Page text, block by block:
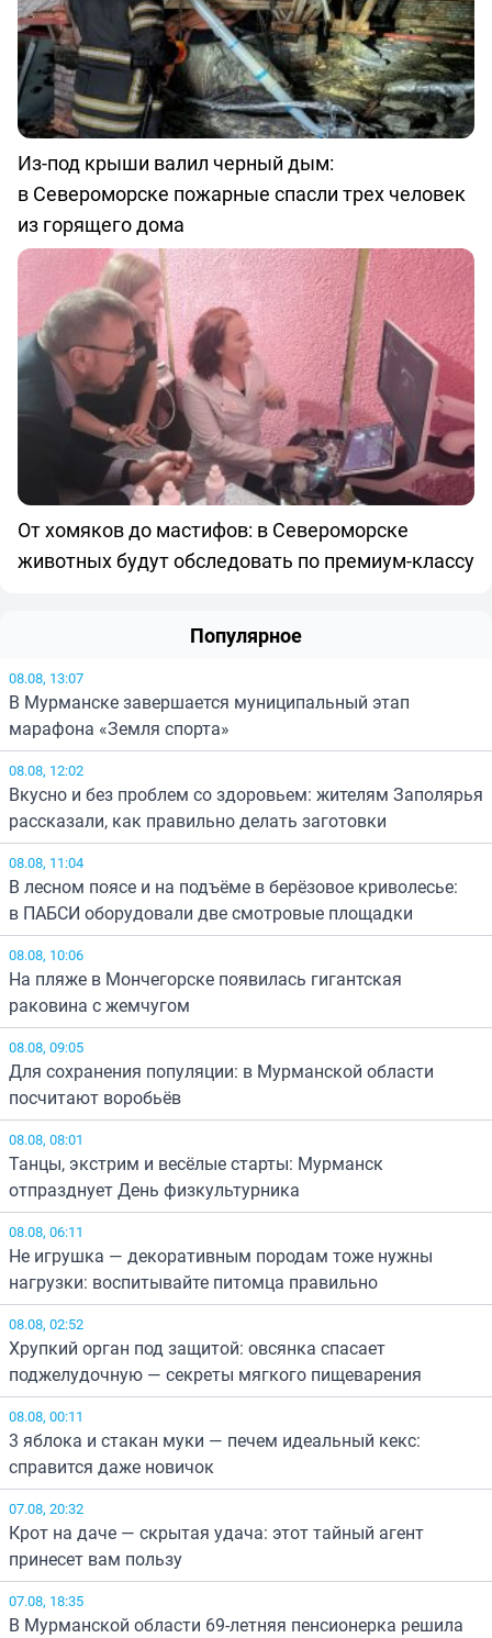
Из-под крыши валил черный дым:
в Североморске пожарные спасли трех человек
из горящего дома
От хомяков до мастифов: в Североморске
животных будут обследовать по премиум-классу
Популярное
08.08, 13:07
В Мурманске завершается муниципальный этап
марафона «Земля спорта»
08.08, 12:02
Вкусно и без проблем со здоровьем: жителям Заполярья
рассказали, как правильно делать заготовки
08.08, 11:04
В лесном поясе и на подъёме в берёзовое криволесье:
в ПАБСИ оборудовали две смотровые площадки
08.08, 10:06
На пляже в Мончегорске появилась гигантская
раковина с жемчугом
08.08, 09:05
Для сохранения популяции: в Мурманской области
посчитают воробьёв
08.08, 08:01
Танцы, экстрим и весёлые старты: Мурманск
отпразднует День физкультурника
08.08, 06:11
Не игрушка — декоративным породам тоже нужны
нагрузки: воспитывайте питомца правильно
08.08, 02:52
Хрупкий орган под защитой: овсянка спасает
поджелудочную — секреты мягкого пищеварения
08.08, 00:11
3 яблока и стакан муки — печем идеальный кекс:
справится даже новичок
07.08, 20:32
Крот на даче — скрытая удача: этот тайный агент
принесет вам пользу
07.08, 18:35
В Мурманской области 69-летняя пенсионерка решила